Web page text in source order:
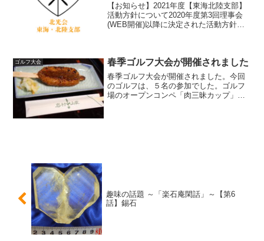
【お知らせ】2021年度【東海北陸支部】
活動方針について2020年度第3回理事会
(WEB開催)以降に決定された活動方針に
ゴルフ大会 春季ゴルフ大会が開催されました
春季ゴルフ大会が開催されました。今回
のゴルフは、５名の参加でした。ゴルフ
場のオープンコンペ「肉三昧カップ」に
趣味の話題 ～「楽石庵閑話」～【第6
話】錫石